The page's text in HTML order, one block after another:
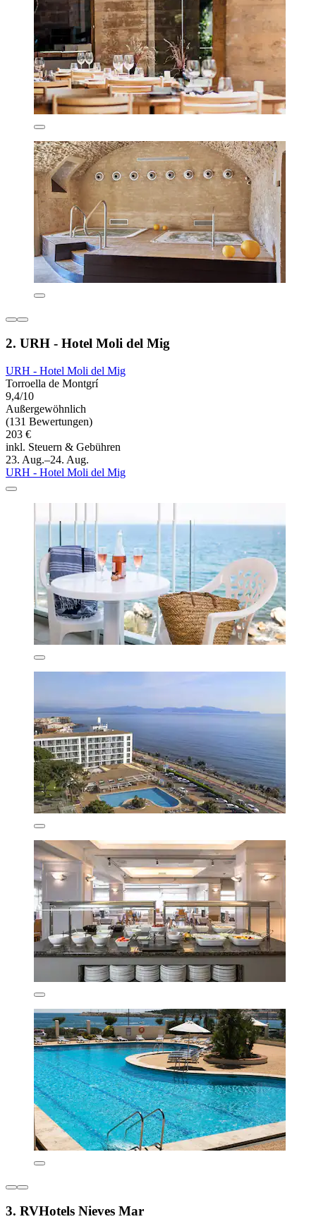
2. URH - Hotel Moli del Mig
URH - Hotel Moli del Mig
Torroella de Montgrí
9,4/10
Außergewöhnlich
(131 Bewertungen)
203 €
inkl. Steuern & Gebühren
23. Aug.–24. Aug.
URH - Hotel Moli del Mig
3. RVHotels Nieves Mar